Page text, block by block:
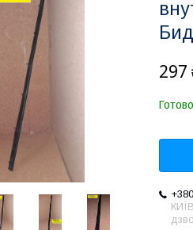
297